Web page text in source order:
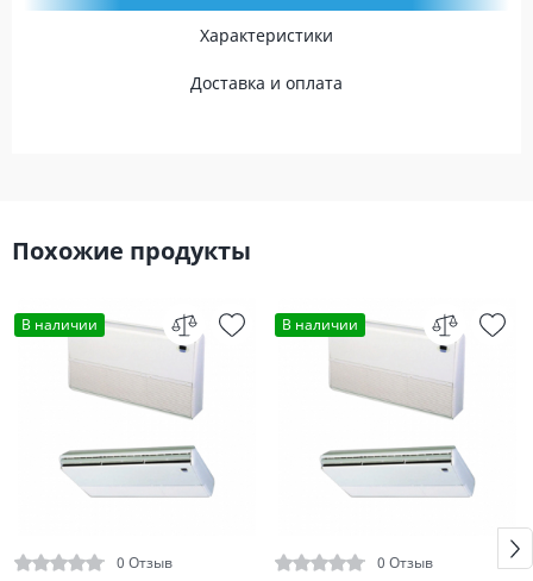
Характеристики
Доставка и оплата
Похожие продукты
В наличии
0 Отзыв
В наличии
0 Отзыв